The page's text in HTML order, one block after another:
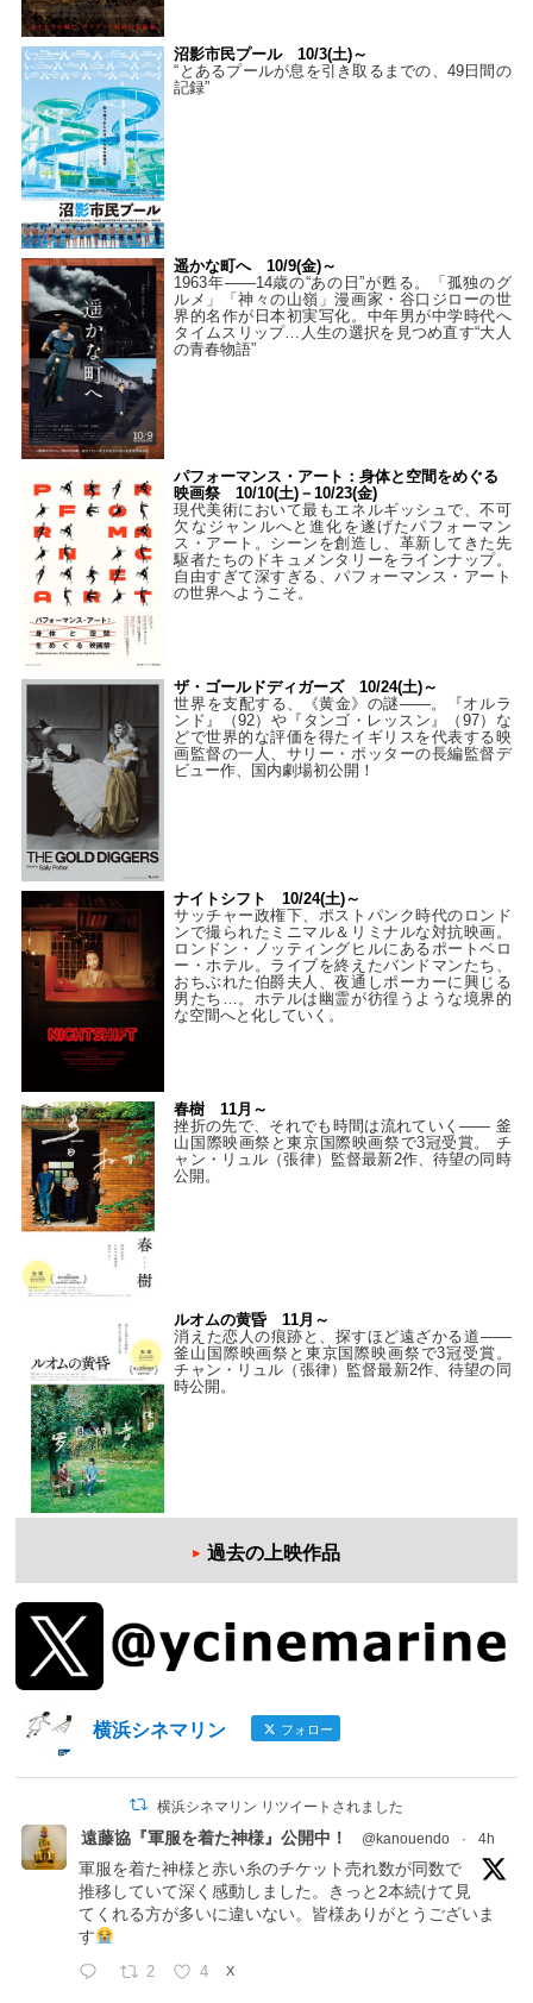
沼影市民プール 10/3(土)～
“とあるプールが息を引き取るまでの、49日間の
記録”
遥かな町へ 10/9(金)～
1963年――14歳の“あの日”が甦る。「孤独のグ
ルメ」「神々の山嶺」漫画家・谷口ジローの世
界的名作が日本初実写化。中年男が中学時代へ
タイムスリップ…人生の選択を見つめ直す“大人
の青春物語”
パフォーマンス・アート：身体と空間をめぐる
映画祭 10/10(土)－10/23(金)
現代美術において最もエネルギッシュで、不可
欠なジャンルへと進化を遂げたパフォーマン
ス・アート。シーンを創造し、革新してきた先
駆者たちのドキュメンタリーをラインナップ。
自由すぎて深すぎる、パフォーマンス・アート
の世界へようこそ。
ザ・ゴールドディガーズ 10/24(土)～
世界を支配する、《黄金》の謎――。『オルラ
ンド』（92）や『タンゴ・レッスン』（97）な
どで世界的な評価を得たイギリスを代表する映
画監督の一人、サリー・ポッターの長編監督デ
ビュー作、国内劇場初公開！
ナイトシフト 10/24(土)～
サッチャー政権下、ポストパンク時代のロンド
ンで撮られたミニマル＆リミナルな対抗映画。
ロンドン・ノッティングヒルにあるポートベロ
ー・ホテル。ライブを終えたバンドマンたち、
おちぶれた伯爵夫人、夜通しポーカーに興じる
男たち…。ホテルは幽霊が彷徨うような境界的
な空間へと化していく。
春樹 11月～
挫折の先で、それでも時間は流れていく—— 釜
山国際映画祭と東京国際映画祭で3冠受賞。 チ
ャン・リュル（張律）監督最新2作、待望の同時
公開。
ルオムの黄昏 11月～
消えた恋人の痕跡と、探すほど遠ざかる道——
釜山国際映画祭と東京国際映画祭で3冠受賞。
チャン・リュル（張律）監督最新2作、待望の同
時公開。
過去の上映作品
横浜シネマリン フォロー
横浜シネマリン リツイートされました
遠藤協『軍服を着た神様』公開中！ @kanouendo · 4h
軍服を着た神様と赤い糸のチケット売れ数が同数で
推移していて深く感動しました。きっと2本続けて見
てくれる方が多いに違いない。皆様ありがとうございま
す
2 4 X